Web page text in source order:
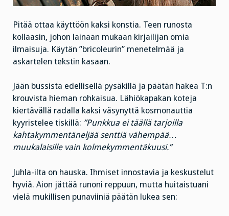
Pitää ottaa käyttöön kaksi konstia. Teen runosta
kollaasin, johon lainaan mukaan kirjailijan omia
ilmaisuja. Käytän ”bricoleurin” menetelmää ja
askartelen tekstin kasaan.
Jään bussista edellisellä pysäkillä ja päätän hakea T:n
krouvista hieman rohkaisua. Lähiökapakan koteja
kiertävällä radalla kaksi väsynyttä kosmonauttia
kyyristelee tiskillä: ”Punkkua ei täällä tarjoilla
kahtakymmentäneljää senttiä vähempää…
muukalaisille vain kolmekymmentäkuusi.”
Juhla-ilta on hauska. Ihmiset innostavia ja keskustelut
hyviä. Aion jättää runoni reppuun, mutta huitaistuani
vielä mukillisen punaviiniä päätän lukea sen: